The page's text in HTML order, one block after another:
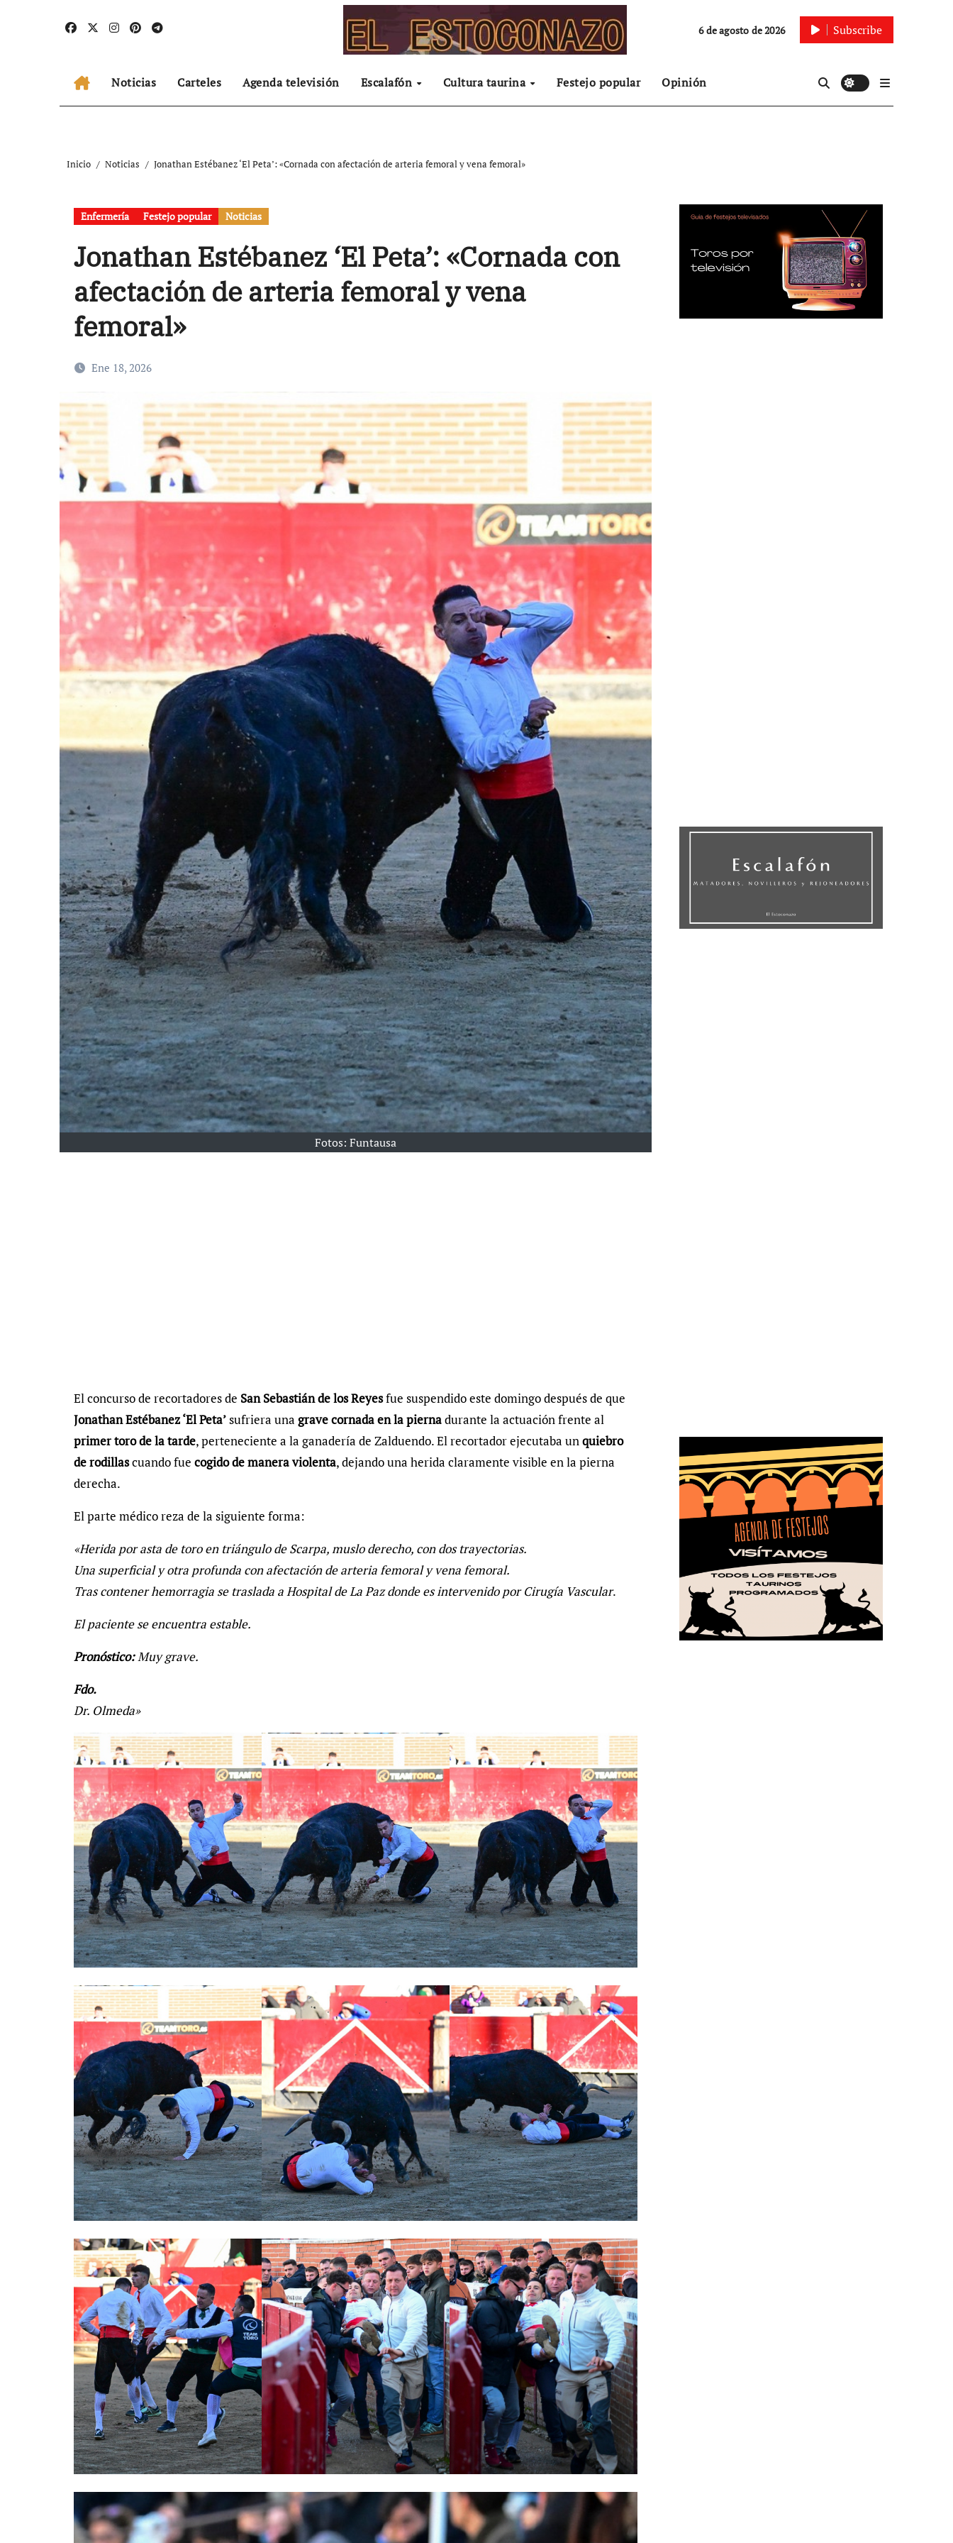
6 de agosto de 2026 Subscribe
Noticias Carteles Agenda televisión Escalafón Cultura taurina Festejo popular Opinión
Inicio Noticias Jonathan Estébanez ‘El Peta’: «Cornada con afectación de arteria femoral y vena femoral»
Enfermería Festejo popular Noticias
Jonathan Estébanez ‘El Peta’: «Cornada con
afectación de arteria femoral y vena
femoral»
Ene 18, 2026
Fotos: Funtausa
El concurso de recortadores de San Sebastián de los Reyesfue suspendido este domingo después de que
Jonathan Estébanez ‘El Peta’sufriera una grave cornada en la piernadurante la actuación frente al
primer toro de la tarde, perteneciente a la ganadería de Zalduendo. El recortador ejecutaba unquiebro
de rodillascuando fue cogido de manera violenta, dejando una herida claramente visible en la pierna
derecha.
El parte médico reza de la siguiente forma:
«Herida por asta de toro en triángulo de Scarpa, muslo derecho, con dos trayectorias.
Una superficial y otra profunda con afectación de arteria femoral y vena femoral.
Tras contener hemorragia se traslada a Hospital de La Paz donde es intervenido por Cirugía Vascular.
El paciente se encuentra estable.
Pronóstico:Muy grave.
Fdo.
Dr. Olmeda»